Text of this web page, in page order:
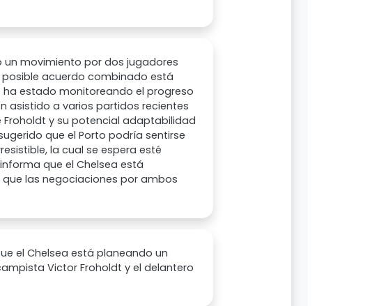
un movimiento por dos jugadores
posible acuerdo combinado está
ha estado monitoreando el progreso
asistido a varios partidos recientes
y su potencial adaptabilidad
que el Porto podría sentirse
la cual se espera esté
que el Chelsea está
las negociaciones por ambos
el Chelsea está planeando un
Victor Froholdt y el delantero